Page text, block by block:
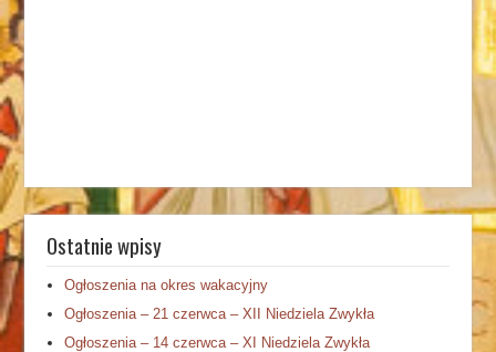
Ostatnie wpisy
Ogłoszenia na okres wakacyjny
Ogłoszenia – 21 czerwca – XII Niedziela Zwykła
Ogłoszenia – 14 czerwca – XI Niedziela Zwykła